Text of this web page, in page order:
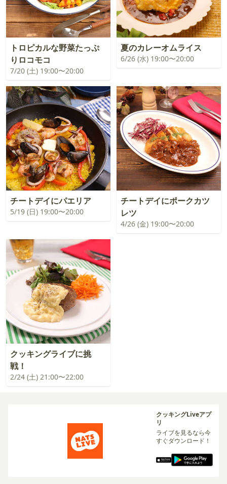
トロピカルな野菜たっぷ
りロコモコ
7/20 (土) 19:00〜20:00
夏のカレーオムライス
6/26 (水) 19:00〜20:00
チートデイにパエリア
5/19 (日) 19:00〜20:00
チートデイにポークカツ
レツ
4/26 (金) 19:00〜20:00
クッキングライブに挑
戦！
2/24 (土) 21:00〜22:00
クッキングLiveアプ
リ
ライブを見るなら今
すぐダウンロード！